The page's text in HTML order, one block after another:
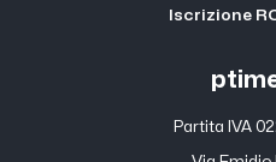
Iscrizione
Partita IVA